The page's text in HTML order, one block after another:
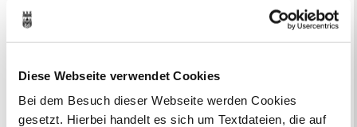
Diese Webseite verwendet Cookies
Bei dem Besuch dieser Webseite werden Cookies
gesetzt. Hierbei handelt es sich um Textdateien, die auf
Kontaktformular
E-Rechnung FAQ
Bürgerservice von A-Z
Ausweisstatus